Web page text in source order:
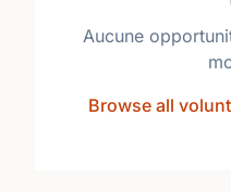
Aucune
Browse all